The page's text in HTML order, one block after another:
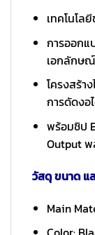
เทคโนโล
การออกแ
เอกลักษณ์
โครงสร้า
การดัดงอ
พร้อมชิป
Output พ
วัสดุ ขนาด แ
Main